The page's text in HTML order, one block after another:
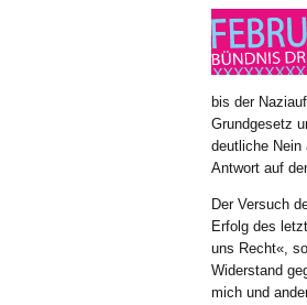
bis der
Grundgesetz
deutliche Nein
Antwort auf
Der Versuch
Erfolg des
uns Recht«,
Widerstand
mich und